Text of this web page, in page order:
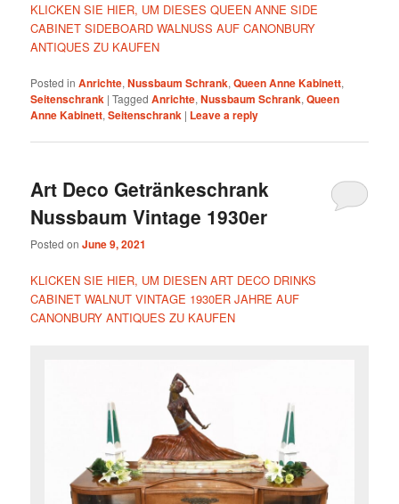
KLICKEN SIE HIER, UM DIESES QUEEN ANNE SIDE
CABINET SIDEBOARD WALNUSS AUF CANONBURY
ANTIQUES ZU KAUFEN
Posted in Anrichte,Nussbaum Schrank,Queen Anne Kabinett,
Seitenschrank |Tagged Anrichte,Nussbaum Schrank,Queen
Anne Kabinett,Seitenschrank | Leave a reply
Art Deco Getränkeschrank
Nussbaum Vintage 1930er
Posted onJune 9, 2021
KLICKEN SIE HIER, UM DIESEN ART DECO DRINKS
CABINET WALNUT VINTAGE 1930ER JAHRE AUF
CANONBURY ANTIQUES ZU KAUFEN